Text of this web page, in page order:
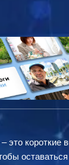
– это короткие